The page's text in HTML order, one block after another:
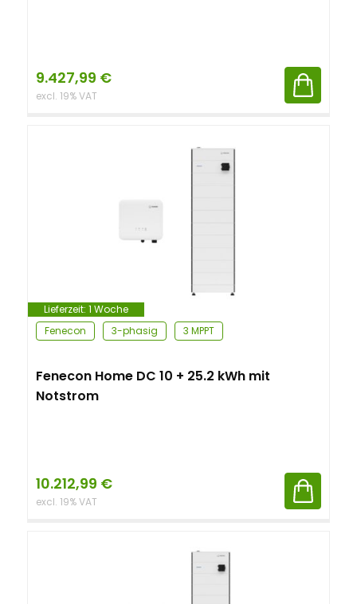
9.427,99 €
excl. 19% VAT
Lieferzeit: 1 Woche
Fenecon
3-phasig 3 MPPT
Fenecon Home DC 10 + 25.2 kWh mit
Notstrom
10.212,99 €
excl. 19% VAT